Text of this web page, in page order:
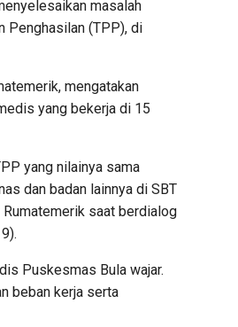
masalah
Penghasilan (TPP), di
mengatakan
yang bekerja di 15
yang nilainya sama
dan badan lainnya di SBT
saat berdialog
Puskesmas Bula wajar.
beban kerja serta